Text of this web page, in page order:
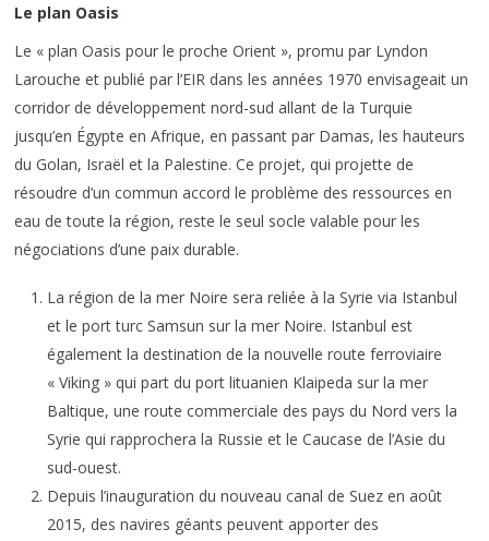
Le plan Oasis
Le « plan Oasis pour le proche Orient », promu par Lyndon
Larouche et publié par l’EIR dans les années 1970 envisageait un
corridor de développement nord-sud allant de la Turquie
jusqu’en Égypte en Afrique, en passant par Damas, les hauteurs
du Golan, Israël et la Palestine. Ce projet, qui projette de
résoudre d’un commun accord le problème des ressources en
eau de toute la région, reste le seul socle valable pour les
négociations d’une paix durable.
La région de la mer Noire sera reliée à la Syrie via Istanbul
et le port turc Samsun sur la mer Noire. Istanbul est
également la destination de la nouvelle route ferroviaire
« Viking » qui part du port lituanien Klaipeda sur la mer
Baltique, une route commerciale des pays du Nord vers la
Syrie qui rapprochera la Russie et le Caucase de l’Asie du
sud-ouest.
Depuis l’inauguration du nouveau canal de Suez en août
2015, des navires géants peuvent apporter des